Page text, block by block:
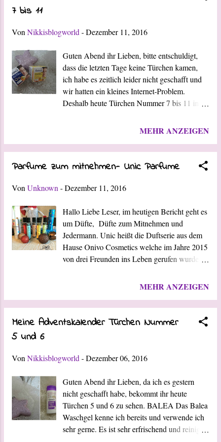
REVOLUTION Ein Eye Primer hat sich in
diesem Adventskalender gefunden. Ich bin
sehr gespannt auf das Produkt, da ich von
Make up Revolution noch keinen Eye Primer
hatte bisher. WEINBOX "Badische
Entdecker" Hier gab es heute einen leckeren
Weißwein vom Weingut Gerhard Karle in
um einen trockenen Wein. PETERS
PRALINEN Bei Peters Pralinen konnte ich
7 bis 11
Von Nikkisblogworld -Dezember 11, 2016
Guten Abend ihr Lieben, bitte entschuldigt,
dass die letzten Tage keine Türchen kamen,
ich habe es zeitlich leider nicht geschafft und
wir hatten ein kleines Internet-Problem.
Deshalb heute Türchen Nummer 7 bis 11 in
regulär jeden Tag :-) BALEA THE BODY
WEINBOX "Badische Entdecker" PETERS
PRALINEN Liebe Grüße Eure Nikki
MEHR ANZEIGEN
Parfume zum mitnehmen- Unic Parfume
Von Unknown -Dezember 11, 2016
Hallo Liebe Leser, im heutigen Bericht geht es
um Düfte, Düfte zum Mitnehmen und
Jedermann. Unic heißt die Duftserie aus dem
Hause Onivo Cosmetics welche im Jahre 2015
von drei Freunden ins Leben gerufen wurde,
attraktivsten Düfte zu einem für jeden
bringen. Nicht nur der Duft ist
Ausschlaggebend sondern auch die Form der
Handtasche und sind somit immer
transportfähig. Die Duft-Auswahl von Unic
ist vielfältig, somit könnt ihr jeweils sagen wir
mal abhängig von eurer Stimmung den
passenden Duft auswählen und dadurch dass
er immer mit dabei ist auch regelmäßig
auffrischen. 7 verschiedene Duftsorten haben
wir zum testen bekommen die ich Euch heute
MEHR ANZEIGEN
Meine Adventskalender Türchen Nummer
5 und 6
Von Nikkisblogworld -Dezember 06, 2016
Guten Abend ihr Lieben, da ich es gestern
nicht geschafft habe, bekommt ihr heute
Türchen 5 und 6 zu sehen. BALEA Das Balea
Waschgel kenne ich bereits und verwende ich
sehr gerne. Es ist sehr erfrischend und reinigt